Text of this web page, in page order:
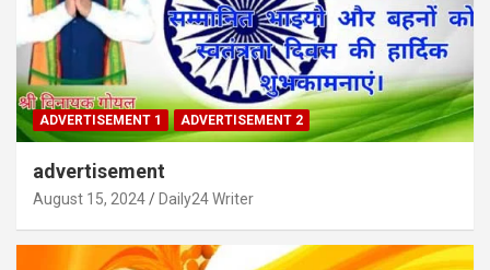
ADVERTISEMENT 1 ADVERTISEMENT 2
advertisement
August 15, 2024 Daily24 Writer